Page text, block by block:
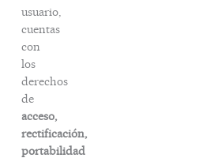
usuario,
cuentas
con
los
derechos
de
acceso,
rectificación,
portabilidad